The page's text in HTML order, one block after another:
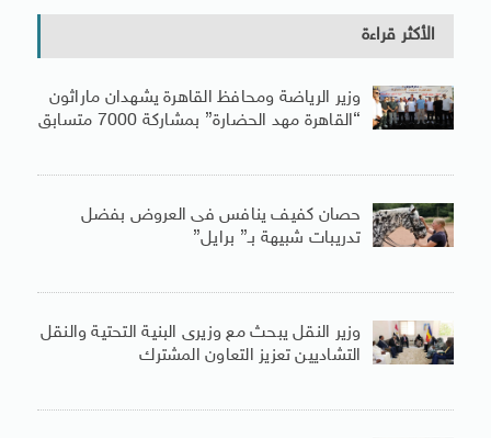
الأكثر قراءة
وزير الرياضة ومحافظ القاهرة يشهدان ماراثون
“القاهرة مهد الحضارة” بمشاركة 7000 متسابق
حصان كفيف ينافس فى العروض بفضل
تدريبات شبيهة بـ” برايل”
وزير النقل يبحث مع وزيرى البنية التحتية والنقل
التشاديين تعزيز التعاون المشترك